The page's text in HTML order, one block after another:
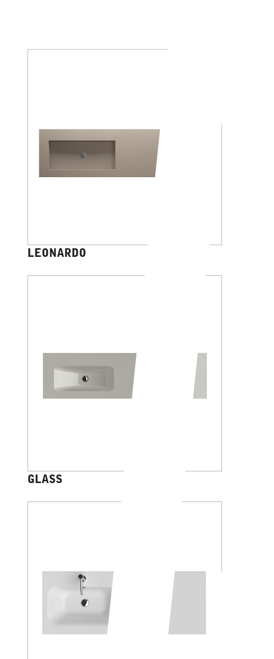
LEONARDO
GLASS